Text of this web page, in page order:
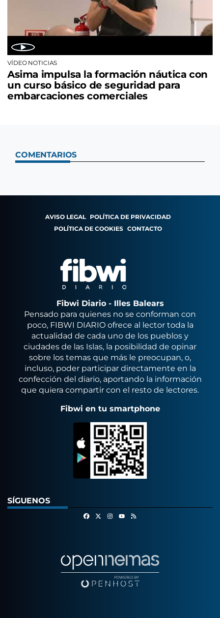
VÍDEO NOTICIAS
Asima impulsa la formación náutica con
un curso básico de seguridad para
embarcaciones comerciales
COMENTARIOS
AVISO LEGAL POLÍTICA DE PRIVACIDAD
POLÍTICA DE COOKIES CONTACTO
Fibwi Diario - Illes Balears
Pensado para quienes no se conforman con
poco, FIBWI DIARIO ofrece al lector toda la
actualidad de cada uno de los pueblos y
ciudades de las Islas, la posibilidad de opinar
sobre los temas que más le preocupan, o,
incluso, poder participar directamente en la
confección del diario, aportando la información
que quiera compartir con el resto de lectores.
Fibwi en tu smartphone
SÍGUENOS
FacebookInstagram